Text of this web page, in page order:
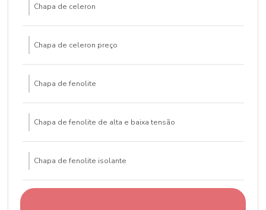
Chapa de celeron
Chapa de celeron preço
Chapa de fenolite
Chapa de fenolite de alta e baixa tensão
Chapa de fenolite isolante